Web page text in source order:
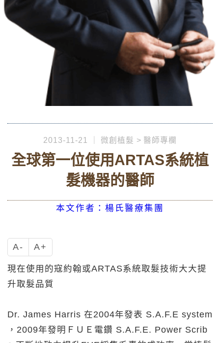
2013-11-21 微創植髮 醫師專欄
全球第一位使用ARTAS系統植
髮機器的醫師
本文作者：楊氏醫療集團
A- A+
現在使用的寇約翰或ARTAS系統取髮技術大大提
升取髮品質
Dr. James Harris 在2004年發表 S.A.F.E system
，2009年發明ＦＵＥ電鑽 S.A.F.E. Power Scrib